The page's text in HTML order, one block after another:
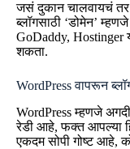
जसं दुकान चालवायचं
ब्लॉगसाठी ‘डोमेन’
GoDaddy, Hostinger
शकता.
WordPress वापरून
WordPress म्हणजे
रेडी आहे, फक्त आपल्या
एकदम सोपी गोष्ट आहे,